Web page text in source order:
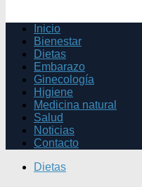
Inicio
Bienestar
Dietas
Embarazo
Ginecología
Higiene
Medicina natural
Salud
Noticias
Contacto
Dietas